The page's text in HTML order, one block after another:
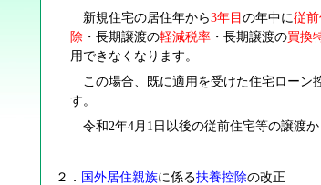
新規住宅の居住年から3年目 の年中に従
除 ・長期譲渡の軽減税率 ・長期譲渡の買換
用できなくなります。
この場合、既に適用を受けた住宅ローン
す。
令和2年4月1日以後の従前住宅等の譲渡か
２． 国外居住親族に係る扶養控除の改正